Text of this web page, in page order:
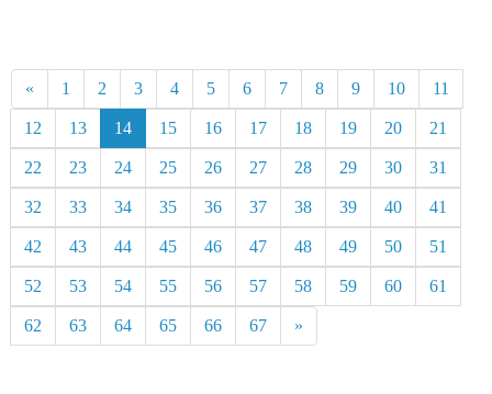
« 1 2 3 4 5 6 7 8 9 10 11
12 13 14 15 16 17 18 19 20 21
22 23 24 25 26 27 28 29 30 31
32 33 34 35 36 37 38 39 40 41
42 43 44 45 46 47 48 49 50 51
52 53 54 55 56 57 58 59 60 61
62 63 64 65 66 67 »